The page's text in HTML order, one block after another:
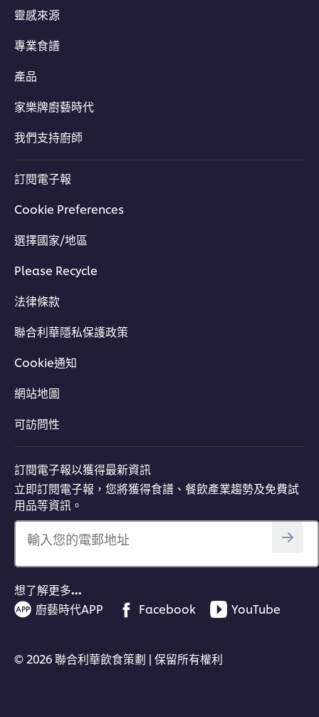
靈感來源
專業食譜
產品
家樂牌廚藝時代
我們支持廚師
訂閱電子報
Cookie Preferences
選擇國家/地區
Please Recycle
法律條款
聯合利華隱私保護政策
Cookie通知
網站地圖
可訪問性
訂閱電子報以獲得最新資訊
立即訂閱電子報，您將獲得食譜、餐飲產業趨勢及免費試
用品等資訊。
輸入您的電郵地址
想了解更多…
廚藝時代APP
Facebook YouTube
© 2026 聯合利華飲食策劃 | 保留所有權利